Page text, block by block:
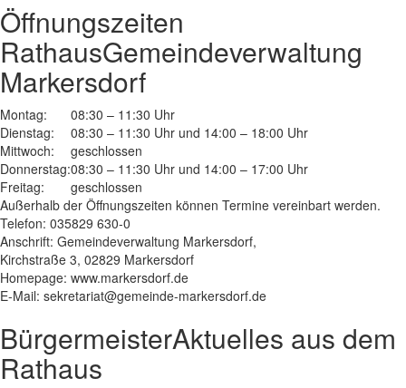
Öffnungszeiten
RathausGemeindeverwaltung
Markersdorf
Montag:
08:30 – 11:30 Uhr
Dienstag:
08:30 – 11:30 Uhr und 14:00 – 18:00 Uhr
Mittwoch:
geschlossen
Donnerstag:08:30 – 11:30 Uhr und 14:00 – 17:00 Uhr
Freitag:
geschlossen
Außerhalb der Öffnungszeiten können Termine vereinbart werden.
Telefon: 035829 630-0
Anschrift: Gemeindeverwaltung Markersdorf,
Kirchstraße 3, 02829 Markersdorf
Homepage: www.markersdorf.de
E-Mail: sekretariat@gemeinde-markersdorf.de
BürgermeisterAktuelles aus dem
Rathaus